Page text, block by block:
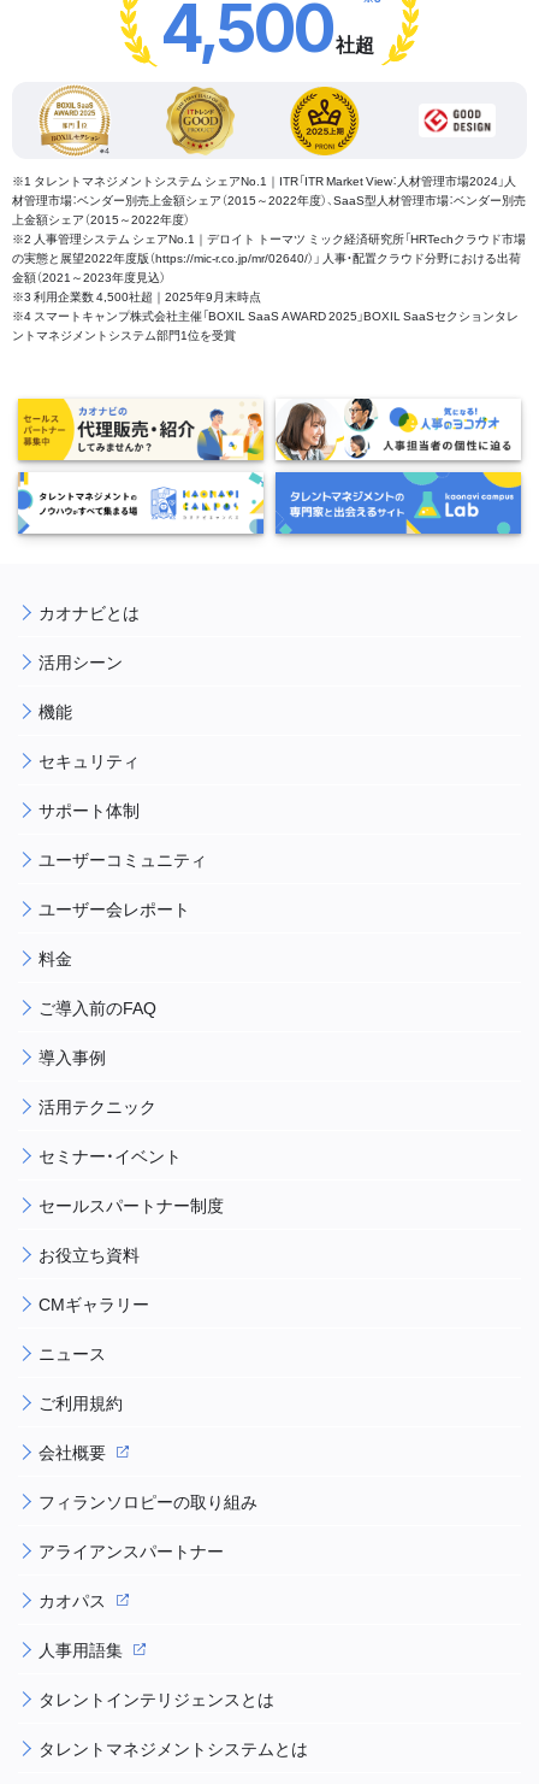
4,500社超
※1 タレントマネジメントシステム シェアNo.1｜ITR「ITR Market View：人材管理市場2024」人
材管理市場：ベンダー別売上金額シェア（2015～2022年度）、SaaS型人材管理市場：ベンダー別売
上金額シェア（2015～2022年度）
※2 人事管理システム シェアNo.1｜デロイト トーマツ ミック経済研究所「HRTechクラウド市場
の実態と展望2022年度版（https://mic-r.co.jp/mr/02640/）」 人事・配置クラウド分野における出荷
金額（2021～2023年度見込）
※3 利用企業数 4,500社超｜2025年9月末時点
※4 スマートキャンプ株式会社主催「BOXIL SaaS AWARD 2025」BOXIL SaaSセクションタレ
ントマネジメントシステム部門1位を受賞
カオナビとは
活用シーン
機能
セキュリティ
サポート体制
ユーザーコミュニティ
ユーザー会レポート
料金
ご導入前のFAQ
導入事例
活用テクニック
セミナー・イベント
セールスパートナー制度
お役立ち資料
CMギャラリー
ニュース
ご利用規約
会社概要
フィランソロピーの取り組み
アライアンスパートナー
カオパス
人事用語集
タレントインテリジェンスとは
タレントマネジメントシステムとは